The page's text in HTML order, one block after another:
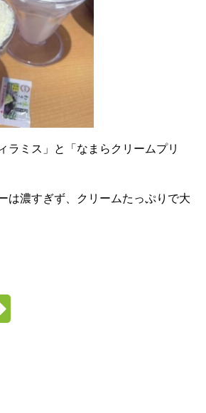
ラミス」と「なまらクリームプリ
は濃すぎず、クリームたっぷりで大